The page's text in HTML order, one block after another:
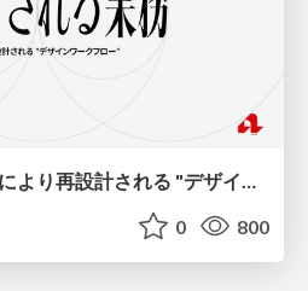
0 800